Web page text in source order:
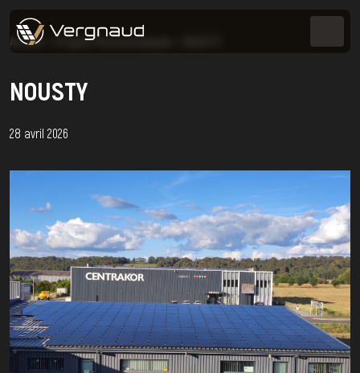
Accueil Projets Photovoltaïques
NOUSTY
28 avril 2026